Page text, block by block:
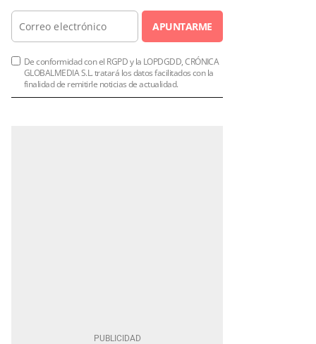
APUNTARME
De conformidad con el RGPD y la LOPDGDD, CRÓNICA
GLOBALMEDIA S.L. tratará los datos facilitados con la
finalidad de remitirle noticias de actualidad.